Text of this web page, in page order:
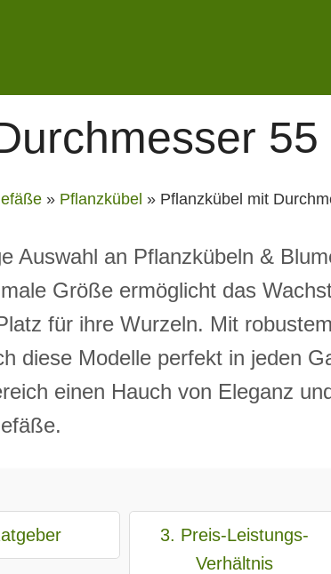
55
» Pflanzkübel » Pflanzkübel mit
Auswahl an Pflanzkübeln &
Größe ermöglicht das
für ihre Wurzeln. Mit
diese Modelle perfekt in jeden
einen Hauch von Eleganz
3. Preis-Leistungs-
Verhältnis